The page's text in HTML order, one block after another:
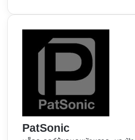
PatSonic